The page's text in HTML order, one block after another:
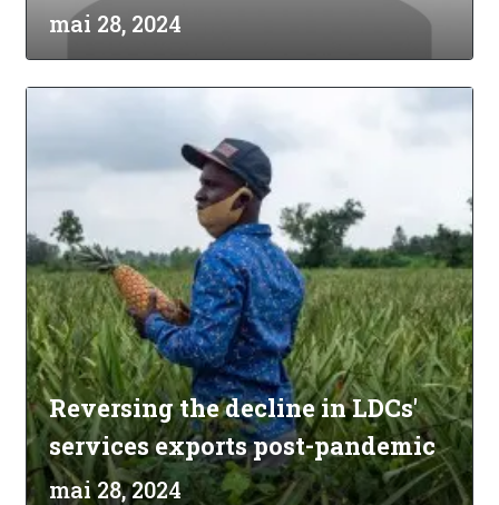
mai 28, 2024
Reversing the decline in LDCs'
services exports post-pandemic
mai 28, 2024